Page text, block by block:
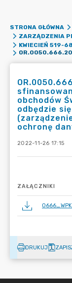
STRONA GŁÓWNA
ZARZĄDZENIA
KWIECIEŃ 519-
obchodów
odbędzie
ochronę
2022-11-26 17:15
ZAŁĄCZNIKI
DRUKUJ